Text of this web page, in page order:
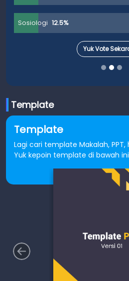
Sosiologi 12.5%
Yuk Vote
Template
Template
Lagi cari template Makalah, PPT,
Yuk kepoin template di bawah ini